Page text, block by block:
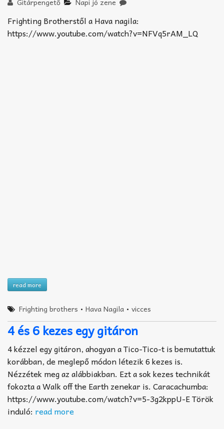
TABok
Frighting Brotherstől a Hava nagila:
https://www.youtube.com/watch?v=NFVq5rAM_LQ
read more
Frighting brothers •Hava Nagila •vicces
4 és 6 kezes egy gitáron
4 kézzel egy gitáron, ahogyan a Tico-Tico-t is bemutattuk
korábban, de meglepő módon létezik 6 kezes is.
Nézzétek meg az alábbiakban. Ezt a sok kezes technikát
fokozta a Walk off the Earth zenekar is. Caracachumba:
https://www.youtube.com/watch?v=5-3g2kppU-E Török
induló: read more